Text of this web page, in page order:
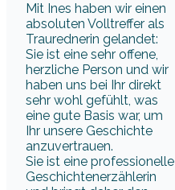
Mit Ines haben wir einen
absoluten Volltreffer als
Traurednerin gelandet:
Sie ist eine sehr offene,
herzliche Person und wir
haben uns bei Ihr direkt
sehr wohl gefühlt, was
eine gute Basis war, um
Ihr unsere Geschichte
anzuvertrauen.
Sie ist eine professionelle
Geschichtenerzählerin